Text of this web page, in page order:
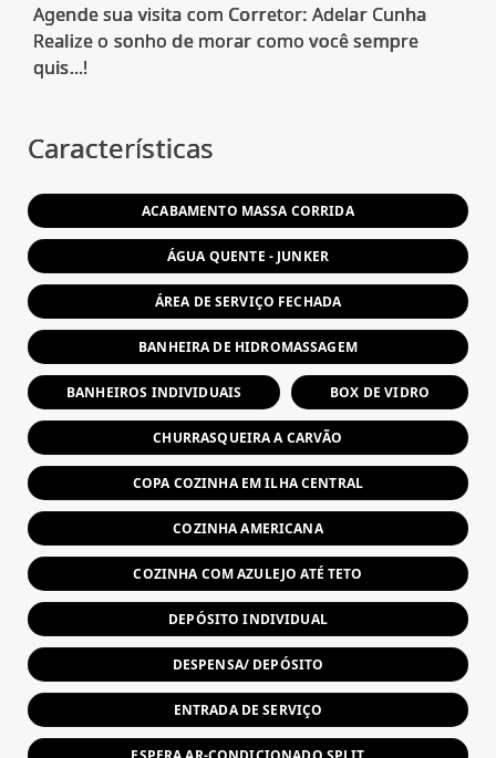
Agende sua visita com Corretor: Adelar Cunha
Realize o sonho de morar como você sempre
quis...!
Características
ACABAMENTO MASSA CORRIDA
ÁGUA QUENTE - JUNKER
ÁREA DE SERVIÇO FECHADA
BANHEIRA DE HIDROMASSAGEM
BANHEIROS INDIVIDUAIS BOX DE VIDRO
CHURRASQUEIRA A CARVÃO
COPA COZINHA EM ILHA CENTRAL
COZINHA AMERICANA
COZINHA COM AZULEJO ATÉ TETO
DEPÓSITO INDIVIDUAL
DESPENSA/ DEPÓSITO
ENTRADA DE SERVIÇO